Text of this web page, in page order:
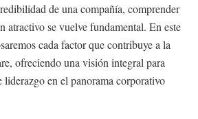
de una compañía, comprender
atractivo se vuelve fundamental. En este
cada factor que contribuye a la
ofreciendo una visión integral para
liderazgo en el panorama corporativo